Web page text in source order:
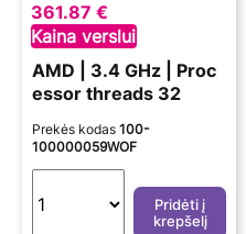
361.87 €
Kaina verslui
AMD | 3.4 GHz | Proc
essor threads 32
Prekės kodas 100-
100000059WOF
Pridėti į
krepšelį